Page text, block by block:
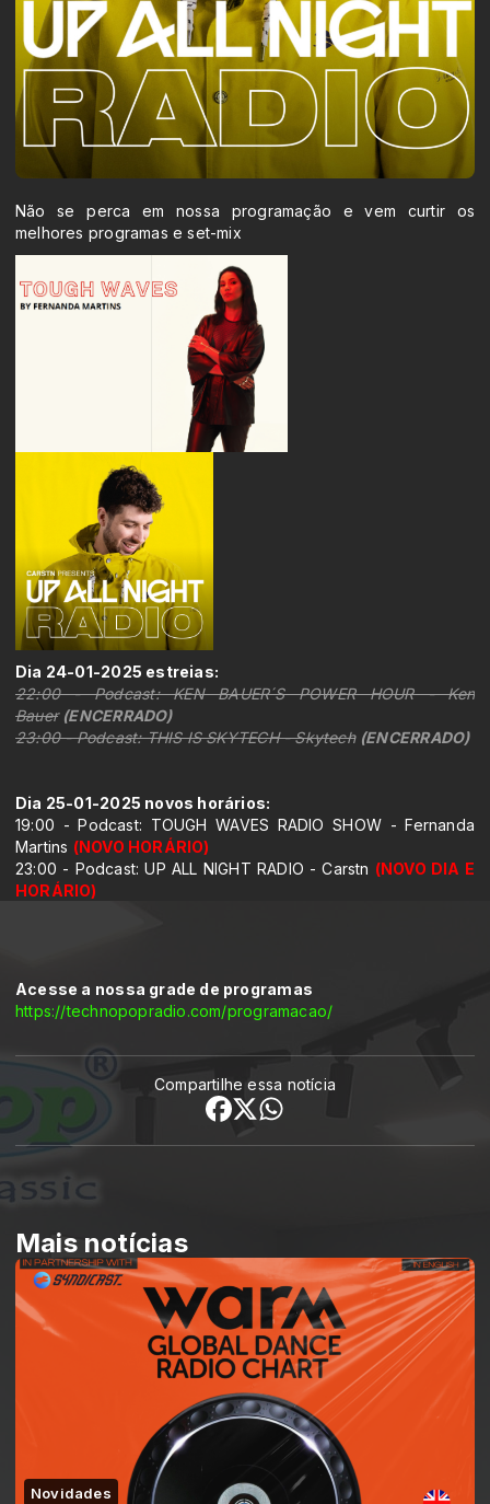
Não se perca em nossa programação e vem curtir os
melhores programas e set-mix
Dia 24-01-2025 estreias:
22:00 - Podcast: KEN BAUER´S POWER HOUR - Ken
Bauer (ENCERRADO)
23:00 - Podcast: THIS IS SKYTECH - Skytech (ENCERRADO)
Dia 25-01-2025 novos horários:
19:00 - Podcast: TOUGH WAVES RADIO SHOW - Fernanda
Martins (NOVO HORÁRIO)
23:00 - Podcast: UP ALL NIGHT RADIO - Carstn (NOVO DIA E
HORÁRIO)
Acesse a nossa grade de programas
https://technopopradio.com/programacao/
Compartilhe essa notícia
Mais notícias
Novidades